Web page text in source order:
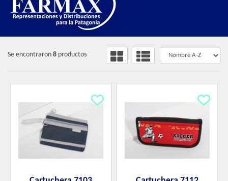
FILTROS
LIBRERÍA
Se encontraron 8 productos